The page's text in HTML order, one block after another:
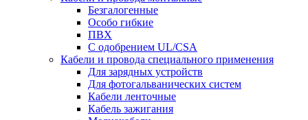
Безгалогенные
Особо гибкие
ПВХ
С одобрением UL/CSA
Кабели и провода специального применения
Для зарядных устройств
Для фотогальванических систем
Кабели ленточные
Кабель зажигания